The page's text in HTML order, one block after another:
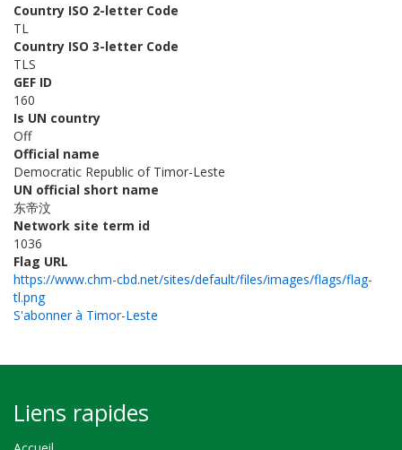
Country ISO 2-letter Code
TL
Country ISO 3-letter Code
TLS
GEF ID
160
Is UN country
Off
Official name
Democratic Republic of Timor-Leste
UN official short name
东帝汶
Network site term id
1036
Flag URL
https://www.chm-cbd.net/sites/default/files/images/flags/flag-
tl.png
S'abonner à Timor-Leste
Liens rapides